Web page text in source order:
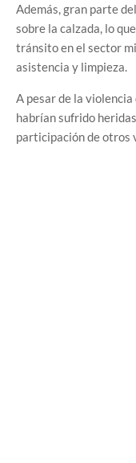
Además, gran parte
sobre la calzada, lo
tránsito en el sector
asistencia y limpieza.
A pesar de la
habrían sufrido
participación de otros